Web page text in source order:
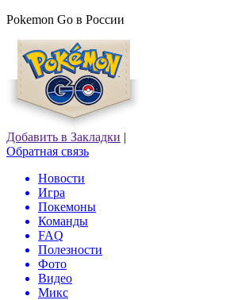
Pokemon Go в России
Добавить в Закладки |
Обратная связь
Новости
Игра
Покемоны
Команды
FAQ
Полезности
Фото
Видео
Микс